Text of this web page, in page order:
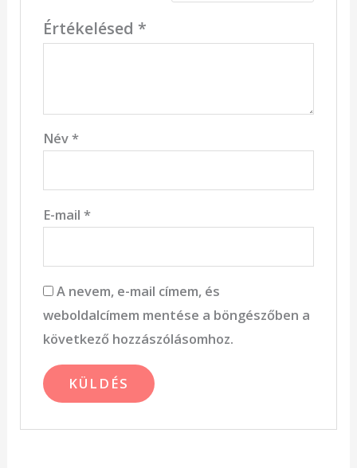
Értékelésed *
Név*
E-mail *
A nevem, e-mail címem, és
weboldalcímem mentése a böngészőben a
következő hozzászólásomhoz.